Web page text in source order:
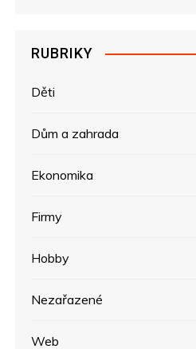
RUBRIKY
Děti
Dům a zahrada
Ekonomika
Firmy
Hobby
Nezařazené
Web